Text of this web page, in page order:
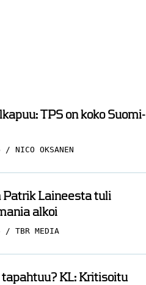
koko lajin
15.03.2026
TPS on koko Suomi-
NICO OKSANEN
Laineesta tuli
alkoi
TBR MEDIA
KL: Kritisoitu